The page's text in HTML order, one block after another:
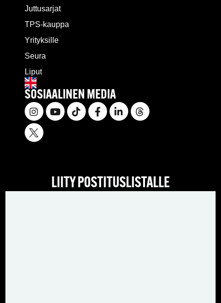
Juttusarjat
TPS-kauppa
Yrityksille
Seura
Liput
SOSIAALINEN MEDIA
LIITY POSTITUSLISTALLE